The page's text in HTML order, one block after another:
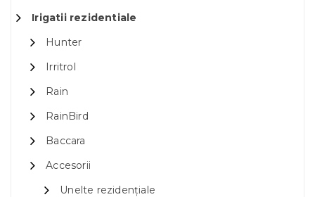
Irigatii rezidentiale
Hunter
Irritrol
Rain
RainBird
Baccara
Accesorii
Unelte rezidențiale